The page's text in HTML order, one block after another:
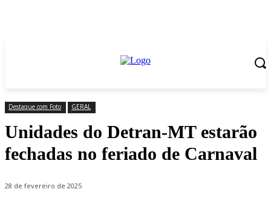
Destaque com Foto GERAL
Unidades do Detran-MT estarão
fechadas no feriado de Carnaval
28 de fevereiro de 2025